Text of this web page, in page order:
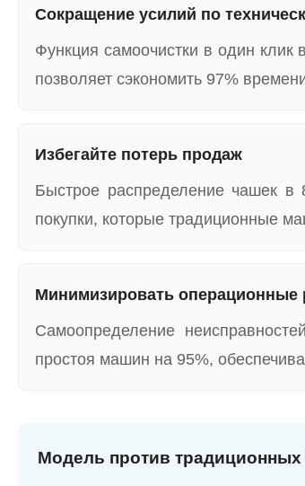
Сокращение усилий по
Функция самоочистки в один клик
позволяет сэкономить 97%
Избегайте потерь продаж
Быстрое распределение чашек в
покупки, которые традиционные
Минимизировать операционные
Самоопределение
простоя машин на 95%,
Модель против традиционных